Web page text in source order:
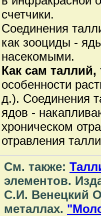
счетчики.
Соединения
как зооциды -
насекомыми.
Как сам
особенности
д.). Соединения
ядов -
хроническом
отравления
См. также:
элементов.
С.И. Венецкий
металлах.